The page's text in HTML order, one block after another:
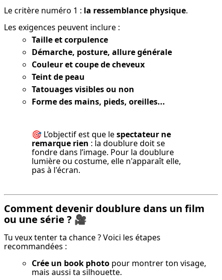
Le critère numéro 1 : la ressemblance physique.
Les exigences peuvent inclure :
Taille et corpulence
Démarche, posture, allure générale
Couleur et coupe de cheveux
Teint de peau
Tatouages visibles ou non
Forme des mains, pieds, oreilles...
🎯 L’objectif est que le spectateur ne
remarque rien : la doublure doit se
fondre dans l’image. Pour la doublure
lumière ou costume, elle n'apparaît elle,
pas à l'écran.
Comment devenir doublure dans un film
ou une série ? 🎥
Tu veux tenter ta chance ? Voici les étapes
recommandées :
Crée un book photo pour montrer ton visage,
mais aussi ta silhouette.